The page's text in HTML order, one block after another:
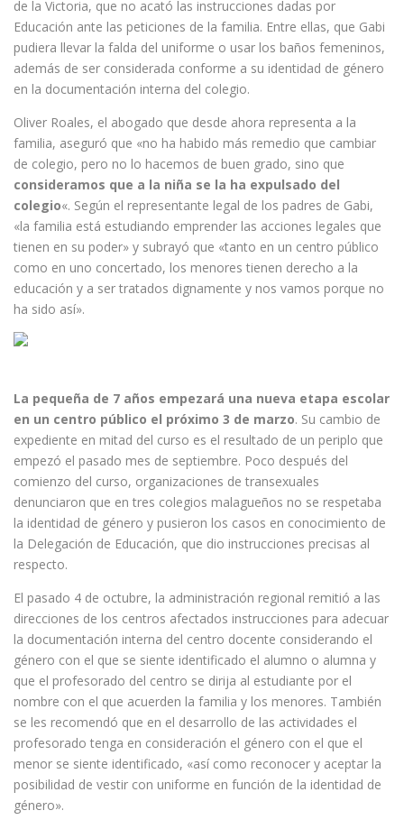
de la Victoria, que no acató las instrucciones dadas por
Educación ante las peticiones de la familia. Entre ellas, que Gabi
pudiera llevar la falda del uniforme o usar los baños femeninos,
además de ser considerada conforme a su identidad de género
en la documentación interna del colegio.
Oliver Roales, el abogado que desde ahora representa a la
familia, aseguró que «no ha habido más remedio que cambiar
de colegio, pero no lo hacemos de buen grado, sino que
consideramos que a la niña se la ha expulsado del
colegio«. Según el representante legal de los padres de Gabi,
«la familia está estudiando emprender las acciones legales que
tienen en su poder» y subrayó que «tanto en un centro público
como en uno concertado, los menores tienen derecho a la
educación y a ser tratados dignamente y nos vamos porque no
ha sido así».
La pequeña de 7 años empezará una nueva etapa escolar
en un centro público el próximo 3 de marzo. Su cambio de
expediente en mitad del curso es el resultado de un periplo que
empezó el pasado mes de septiembre. Poco después del
comienzo del curso, organizaciones de transexuales
denunciaron que en tres colegios malagueños no se respetaba
la identidad de género y pusieron los casos en conocimiento de
la Delegación de Educación, que dio instrucciones precisas al
respecto.
El pasado 4 de octubre, la administración regional remitió a las
direcciones de los centros afectados instrucciones para adecuar
la documentación interna del centro docente considerando el
género con el que se siente identificado el alumno o alumna y
que el profesorado del centro se dirija al estudiante por el
nombre con el que acuerden la familia y los menores. También
se les recomendó que en el desarrollo de las actividades el
profesorado tenga en consideración el género con el que el
menor se siente identificado, «así como reconocer y aceptar la
posibilidad de vestir con uniforme en función de la identidad de
género».